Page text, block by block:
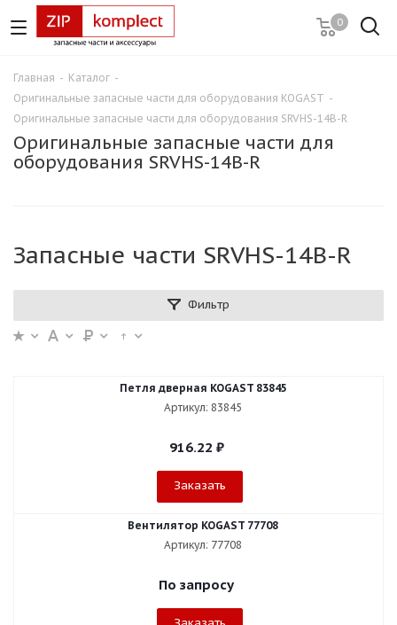
0
Главная - Каталог -
Оригинальные запасные части для оборудования KOGAST -
Оригинальные запасные части для оборудования SRVHS-14B-R
Оригинальные запасные части для
оборудования SRVHS-14B-R
Запасные части SRVHS-14B-R
Фильтр
Петля дверная KOGAST 83845
Артикул: 83845
916.22 ₽
Заказать
Вентилятор KOGAST 77708
Артикул: 77708
По запросу